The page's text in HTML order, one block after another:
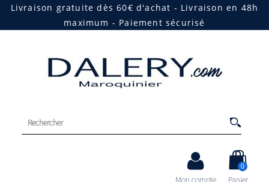
Livraison gratuite dès 60€ d'achat - Livraison en 48h
maximum - Paiement sécurisé
0
Panier
Mon compte